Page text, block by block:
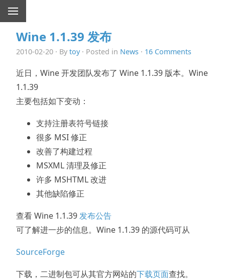
Wine 1.1.39 发布
2010-02-20 · By toy· Posted in News · 16 Comments
近日，Wine 开发团队发布了 Wine 1.1.39 版本。Wine
1.1.39
主要包括如下变动：
支持注册表符号链接
很多 MSI 修正
改善了构建过程
MSXML 清理及修正
许多 MSHTML 改进
其他缺陷修正
查看 Wine 1.1.39发布公告
可了解进一步的信息。Wine 1.1.39 的源代码可从
SourceForge
下载，二进制包可从其官方网站的下载页面查找。